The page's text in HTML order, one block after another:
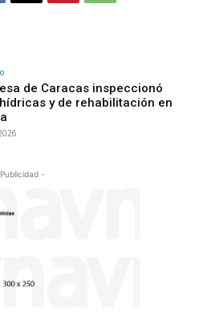
de Caracas inspeccionó
y de rehabilitación en
-